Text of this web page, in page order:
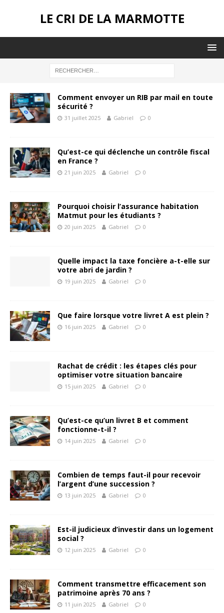
LE CRI DE LA MARMOTTE
Comment envoyer un RIB par mail en toute
sécurité ?
31 juillet 2025 Gabriel 0
Qu’est-ce qui déclenche un contrôle fiscal
en France ?
21 juin 2025 Gabriel 0
Pourquoi choisir l’assurance habitation
Matmut pour les étudiants ?
20 juin 2025 Gabriel 0
Quelle impact la taxe foncière a-t-elle sur
votre abri de jardin ?
19 juin 2025 Gabriel 0
Que faire lorsque votre livret A est plein ?
16 juin 2025 Gabriel 0
Rachat de crédit : les étapes clés pour
optimiser votre situation bancaire
15 juin 2025 Gabriel 0
Qu’est-ce qu’un livret B et comment
fonctionne-t-il ?
14 juin 2025 Gabriel 0
Combien de temps faut-il pour recevoir
l’argent d’une succession ?
13 juin 2025 Gabriel 0
Est-il judicieux d’investir dans un logement
social ?
12 juin 2025 Gabriel 0
Comment transmettre efficacement son
patrimoine après 70 ans ?
11 juin 2025 Gabriel 0